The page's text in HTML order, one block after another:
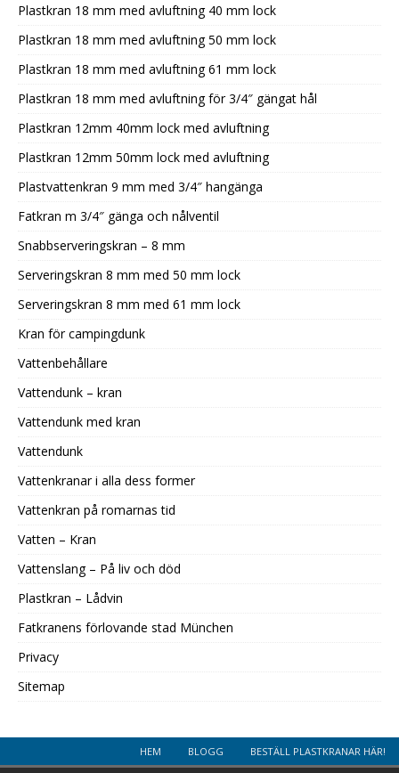
Plastkran 18 mm med avluftning 40 mm lock
Plastkran 18 mm med avluftning 50 mm lock
Plastkran 18 mm med avluftning 61 mm lock
Plastkran 18 mm med avluftning för 3/4″ gängat hål
Plastkran 12mm 40mm lock med avluftning
Plastkran 12mm 50mm lock med avluftning
Plastvattenkran 9 mm med 3/4″ hangänga
Fatkran m 3/4″ gänga och nålventil
Snabbserveringskran – 8 mm
Serveringskran 8 mm med 50 mm lock
Serveringskran 8 mm med 61 mm lock
Kran för campingdunk
Vattenbehållare
Vattendunk – kran
Vattendunk med kran
Vattendunk
Vattenkranar i alla dess former
Vattenkran på romarnas tid
Vatten – Kran
Vattenslang – På liv och död
Plastkran – Lådvin
Fatkranens förlovande stad München
Privacy
Sitemap
HEM BLOGG BESTÄLL PLASTKRANAR HÄR!